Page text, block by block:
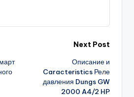
Next Post
Описание и
Caracteristics Реле
давления Dungs GW
2000 A4/2 HP